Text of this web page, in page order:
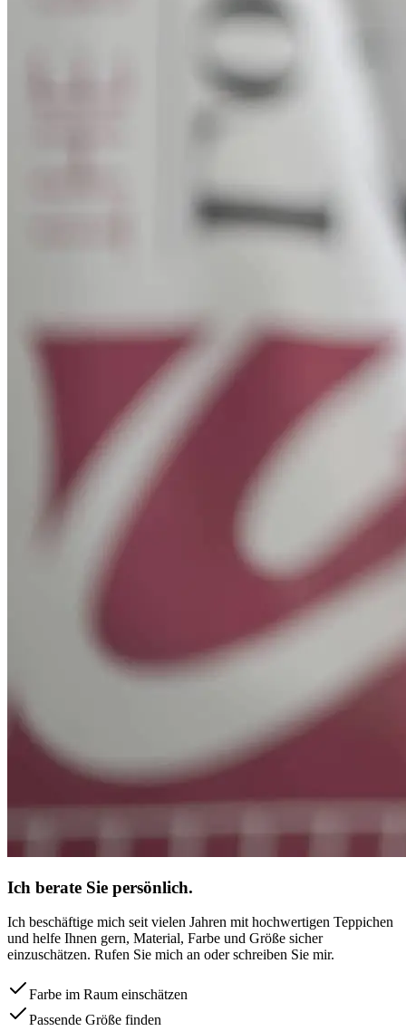
Ich berate Sie persönlich.
Ich beschäftige mich seit vielen Jahren mit hochwertigen Teppichen
und helfe Ihnen gern, Material, Farbe und Größe sicher
einzuschätzen. Rufen Sie mich an oder schreiben Sie mir.
Farbe im Raum einschätzen
Passende Größe finden